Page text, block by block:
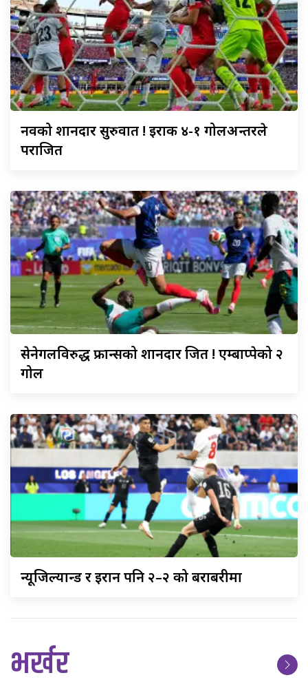
नर्वेकोशानदार सुरुवात ! इराक ४-१ गोलअन्तरले
पराजित
सेनेगलविरुद्धफ्रान्सको शानदार जित ! एम्बाप्पेको २
गोल
न्यूजिल्यान्डर इरान पनि २–२ को बराबरीमा
भर्खर